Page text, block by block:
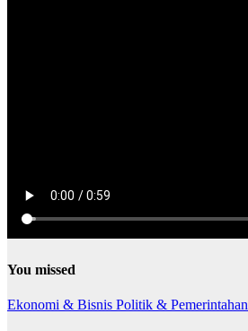
You missed
Ekonomi & Bisnis Politik & Pemerintahan